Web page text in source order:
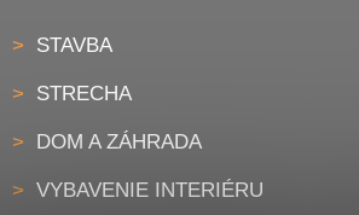
STAVBA
STRECHA
DOM A ZÁHRADA
VYBAVENIE INTERIÉRU